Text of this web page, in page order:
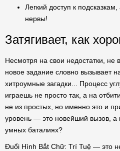
Легкий доступ к
нервы!
Затягивает, как
Несмотря на свои недостатки, не
новое задание словно вызывает
хитроумные загадки... Процесс
играешь не просто так, а на
не из простых, но именно это и
уровень — это новейший вызов, а
умных баталиях?
Đuổi Hình Bắt Chữ: Trí Tuệ — это